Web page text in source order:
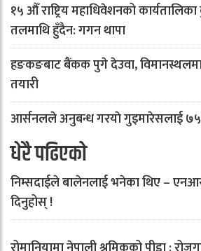
१५ औँ राष्ट्रिय महाधिवेशनको
तलमाथि हुँदैन: गगन थापा
हङकङबाट बैंकक पुगे देउवा,
तयारी
आर्सनलले अनुबन्ध गरयाे गुइमारेसलाई
धेरै पढिएको
निम्सदाईले बालेनलाई भनेका थिए –
दिनुहोस् !